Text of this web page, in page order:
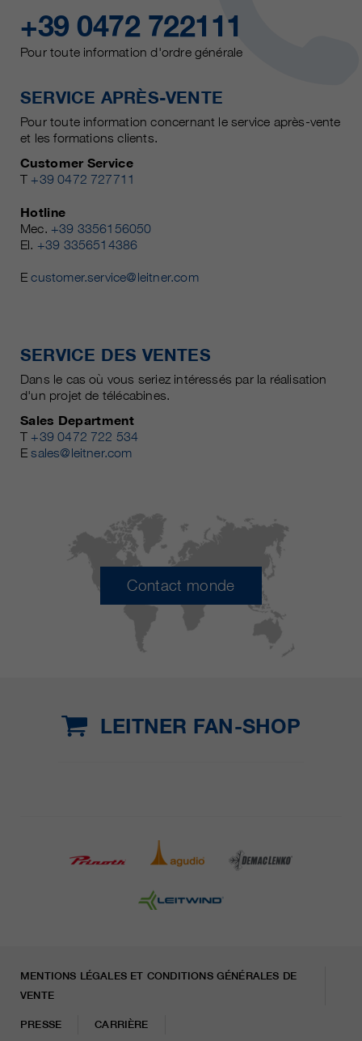
+39 0472 722111
Pour toute information d'ordre générale
SERVICE APRÈS-VENTE
Pour toute information concernant le service après-vente
et les formations clients.
Customer Service
T +39 0472 727711
Hotline
Mec. +39 3356156050
El. +39 3356514386
Ecustomer.service@leitner.com
SERVICE DES VENTES
Dans le cas où vous seriez intéressés par la réalisation
d'un projet de télécabines.
Sales Department
T +39 0472 722 534
Esales@leitner.com
Contact monde
LEITNER FAN-SHOP
MENTIONS LÉGALES ET CONDITIONS GÉNÉRALES DE
VENTE
PRESSE CARRIÈRE